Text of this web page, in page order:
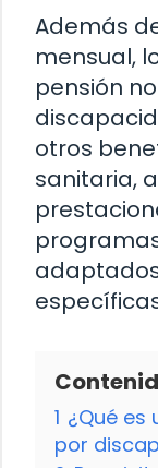
Además
mensual,
pensión
otros
sanitaria,
1 ¿Qué es
por